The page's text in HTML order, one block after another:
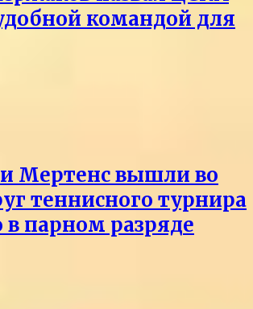
командой для
Мертенс вышли во
теннисного турнира
в парном разряде